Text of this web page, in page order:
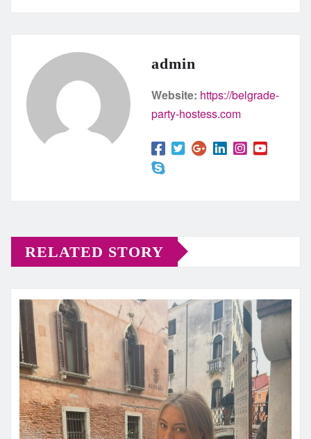
admin
Website: https://belgrade-
party-hostess.com
RELATED STORY